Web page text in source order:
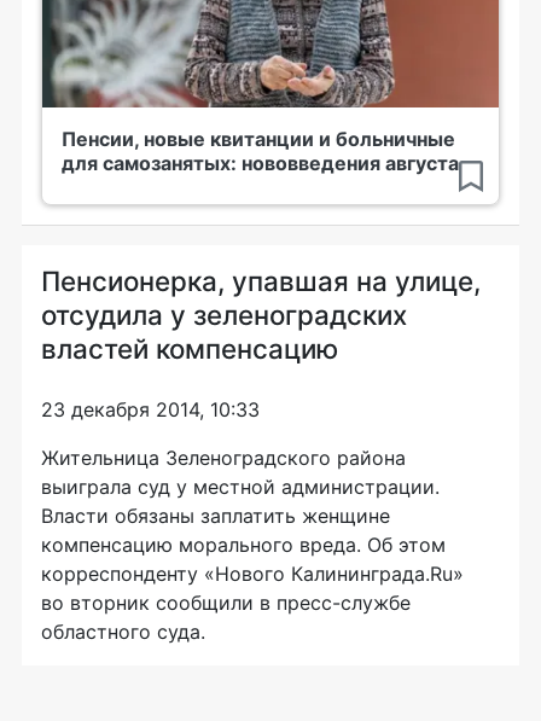
Пенсии, новые квитанции и больничные
для самозанятых: нововведения августа
Пенсионерка, упавшая на улице,
отсудила у зеленоградских
властей компенсацию
23 декабря 2014, 10:33
Жительница Зеленоградского района
выиграла суд у местной администрации.
Власти обязаны заплатить женщине
компенсацию морального вреда. Об этом
корреспонденту «Нового Калининграда.Ru»
во вторник сообщили в пресс-службе
областного суда.